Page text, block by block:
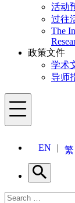
活动
过往
The
政策文件
学术
导师
Menu
EN 繁
Search
Search for: